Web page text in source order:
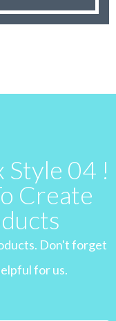
Style 04 !
Create
Don't forget
for us.